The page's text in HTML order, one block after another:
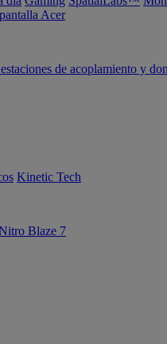
Acer
de acoplamiento y
Kinetic Tech
Blaze 7